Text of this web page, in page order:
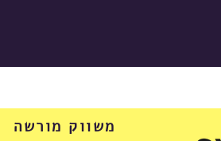
משווק מורשה